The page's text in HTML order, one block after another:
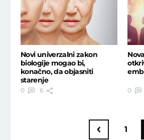
Novi univerzalni zakon
biologije mogao bi,
konačno, da objasniti
starenje
0 6 0
1